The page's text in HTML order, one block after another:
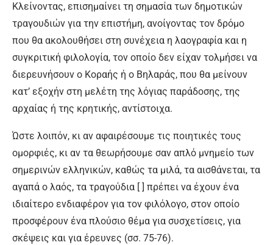
Κλείνοντας, επισημαίνει τη σημασία των δημοτικών
τραγουδιών για την επιστήμη, ανοίγοντας τον δρόμο
που θα ακολουθήσει στη συνέχεια η λαογραφία και η
συγκριτική φιλολογία, τον οποίο δεν είχαν τολμήσει να
διερευνήσουν ο Κοραής ή ο Βηλαράς, που θα μείνουν
κατ’ εξοχήν στη μελέτη της λόγιας παράδοσης, της
αρχαίας ή της κρητικής, αντίστοιχα.
Ώστε λοιπόν, κι αν αφαιρέσουμε τις ποιητικές τους
ομορφιές, κι αν τα θεωρή­σουμε σαν απλό μνημείο των
σημερινών ελληνικών, καθώς τα μιλά, τα αισθάνε­ται, τα
αγαπά ο λαός, τα τραγούδια [ ] πρέπει να έχουν ένα
ιδιαίτερο ενδιαφέρον για τον φιλόλογο, στον οποίο
προσφέρουν ένα πλούσιο θέμα για συσχετίσεις, για
σκέψεις και για έρευνες (σσ. 75-76).